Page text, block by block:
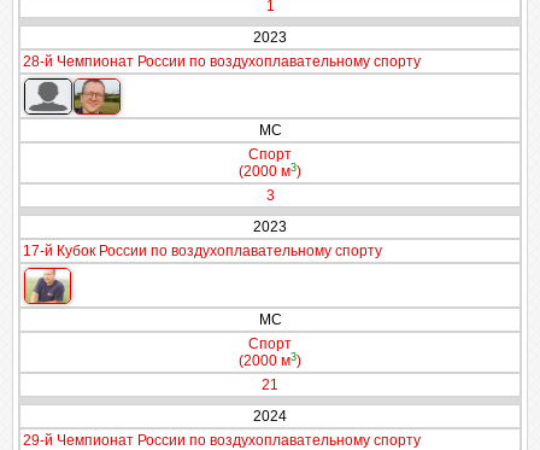
1
2023
28-й Чемпионат России по воздухоплавательному спорту
МС
Спорт
(2000 м3)
3
2023
17-й Кубок России по воздухоплавательному спорту
МС
Спорт
(2000 м3)
21
2024
29-й Чемпионат России по воздухоплавательному спорту